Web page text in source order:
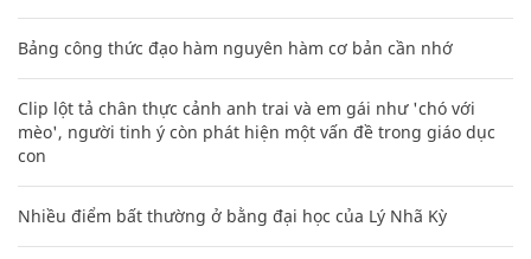
Bảng công thức đạo hàm nguyên hàm cơ bản cần nhớ
Clip lột tả chân thực cảnh anh trai và em gái như 'chó với
mèo', người tinh ý còn phát hiện một vấn đề trong giáo dục
con
Nhiều điểm bất thường ở bằng đại học của Lý Nhã Kỳ